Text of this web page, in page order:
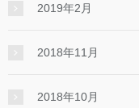
2019年2月
2018年11月
2018年10月